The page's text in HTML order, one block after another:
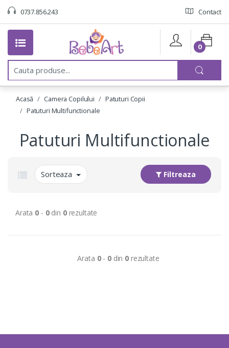
0737.856.243 Contact
C
u
0
Acasă Camera Copilului
Patuturi Copii
Patuturi Multifunctionale
Patuturi Multifunctionale
Sorteaza Filtreaza
Arata 0 - 0din 0rezultate
Arata 0- 0din 0 rezultate